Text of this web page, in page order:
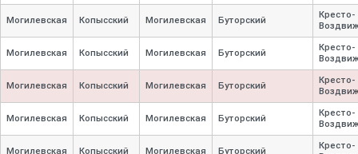
Могилевская Копысский Могилевская Буторский
Кресто-
Могилевская Копысский Могилевская Буторский
Кресто-
Могилевская Копысский Могилевская Буторский
Кресто-
Могилевская Копысский Могилевская Буторский
Кресто-
Могилевская Копысский Могилевская Буторский
Кресто-